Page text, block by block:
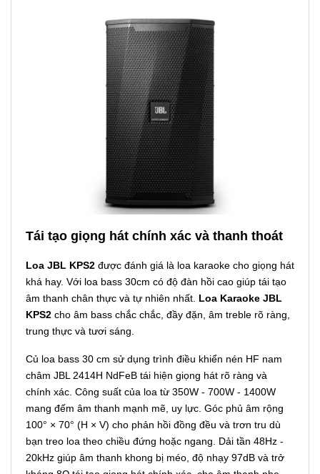
Tái tạo giọng hát chính xác và thanh thoát
Loa JBL KPS2 được đánh giá là loa karaoke cho giọng hát
khá hay. Với loa bass 30cm có độ đàn hồi cao giúp tái tạo
âm thanh chân thực và tự nhiên nhất. Loa Karaoke JBL
KPS2 cho âm bass chắc chắc, đầy đặn, âm treble rõ ràng,
trung thực và tươi sáng.
Củ loa bass 30 cm sử dụng trình điều khiển nén HF nam
châm JBL 2414H NdFeB tái hiện giọng hát rõ ràng và
chính xác. Công suất của loa từ 350W - 700W - 1400W
mang đếm âm thanh mạnh mẽ, uy lực. Góc phủ âm rộng
100° × 70° (H × V) cho phản hồi đồng đều và trơn tru dù
bạn treo loa theo chiều đứng hoặc ngang. Dải tần 48Hz -
20kHz giúp âm thanh khong bị méo, độ nhạy 97dB và trở